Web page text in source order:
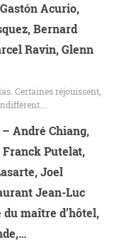
Acurio,
Bernard
Ravin, Glenn
Certaines réjouissent,
André Chiang,
Putelat,
Joel
Jean-Luc
maître d’hôtel,